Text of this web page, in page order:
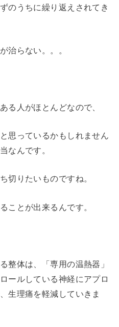
のうちに繰り返えされてき
治らない。。。
る人がほとんどなので、
思っているかもしれません
なんです。
切りたいものですね。
ことが出来るんです。
整体は、「専用の温熱器」
ールしている神経にアプロ
生理痛を軽減していきま